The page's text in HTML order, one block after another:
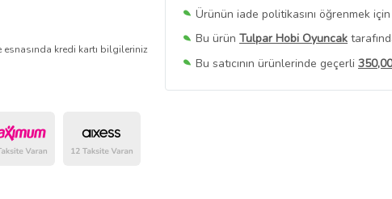
Ürünün iade politikasını öğrenmek için
Bu ürün Tulpar Hobi Oyuncak
Bu satıcının ürünlerinde geçerli
Bu SatıcınınTüm Ürünlerini Görüntüle
kredi kartı bilgileriniz